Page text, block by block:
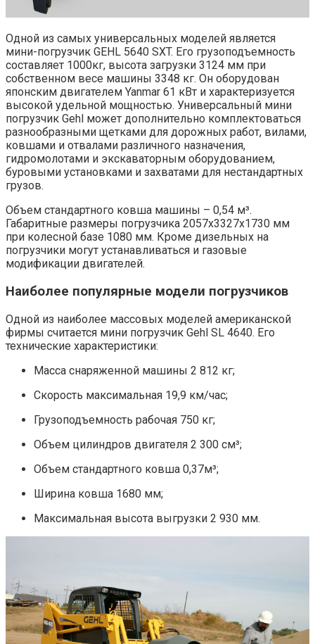
Одной из самых универсальных моделей является
мини-погрузчик GEHL 5640 SXT. Его грузоподъемность
составляет 1000кг, высота загрузки 3124 мм при
собственном весе машины 3348 кг. Он оборудован
японским двигателем Yanmar 61 кВт и характеризуется
высокой удельной мощностью. Универсальный мини
погрузчик Gehl может дополнительно комплектоваться
разнообразными щетками для дорожных работ, вилами,
ковшами и отвалами различного назначения,
гидромолотами и экскаваторным оборудованием,
буровыми установками и захватами для нестандартных
грузов.
Объем стандартного ковша машины – 0,54 м³.
Габаритные размеры погрузчика 2057x3327x1730 мм
при колесной базе 1080 мм. Кроме дизельных на
погрузчики могут устанавливаться и газовые
модификации двигателей.
Наиболее популярные модели погрузчиков
Одной из наиболее массовых моделей американской
фирмы считается мини погрузчик Gehl SL 4640. Его
технические характеристики:
Масса снаряженной машины 2 812 кг;
Скорость максимальная 19,9 км/час;
Грузоподъемность рабочая 750 кг;
Объем цилиндров двигателя 2 300 см³;
Объем стандартного ковша 0,37м³;
Ширина ковша 1680 мм;
Максимальная высота выгрузки 2 930 мм.